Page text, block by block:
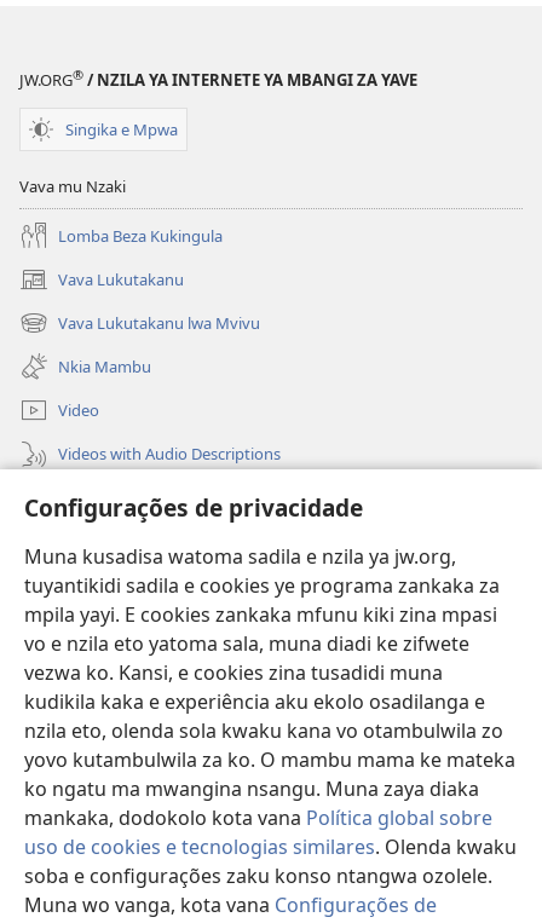
Configurações de privacidade
Muna kusadisa watoma sadila e nzila ya jw.org,
tuyantikidi sadila e cookies ye programa zankaka za
mpila yayi. E cookies zankaka mfunu kiki zina mpasi
vo e nzila eto yatoma sala, muna diadi ke zifwete
vezwa ko. Kansi, e cookies zina tusadidi muna
kudikila kaka e experiência aku ekolo osadilanga e
nzila eto, olenda sola kwaku kana vo otambulwila zo
yovo kutambulwila za ko. O mambu mama ke mateka
ko ngatu ma mwangina nsangu. Muna zaya diaka
mankaka, dodokolo kota vana Política global sobre
uso de cookies e tecnologias similares. Olenda kwaku
soba e configurações zaku konso ntangwa ozolele.
Muna wo vanga, kota vana Configurações de
Nkia
JW.ORG® / NZILA YA INTERNETE YA MBANGI ZA YAVE
Singika e Mpwa
Vava mu Nzaki
Lomba Beza Kukingula
Vava Lukutakanu
(opens
new
window)
Vava Lukutakanu lwa Mvivu
(opens
new
window)
Nkia Mambu
Video
Videos with Audio Descriptions
Vavulula
(opens
new
window)LUNDILU DIA NKANDA mia Mbangi za Yave mu Internete™
(opens
new
window)JW Hub
(opens
new
window)Aplicativo JW Library ®
Copyright© 2026 Watch Tower Bible and Tract Society of Pennsylvania.